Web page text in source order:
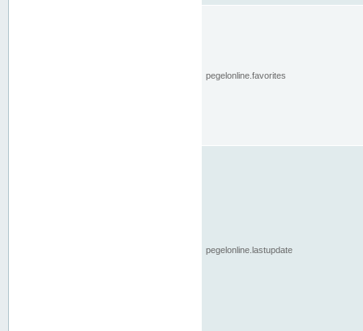
pegelonline.favorites
pegelonline.lastupdate